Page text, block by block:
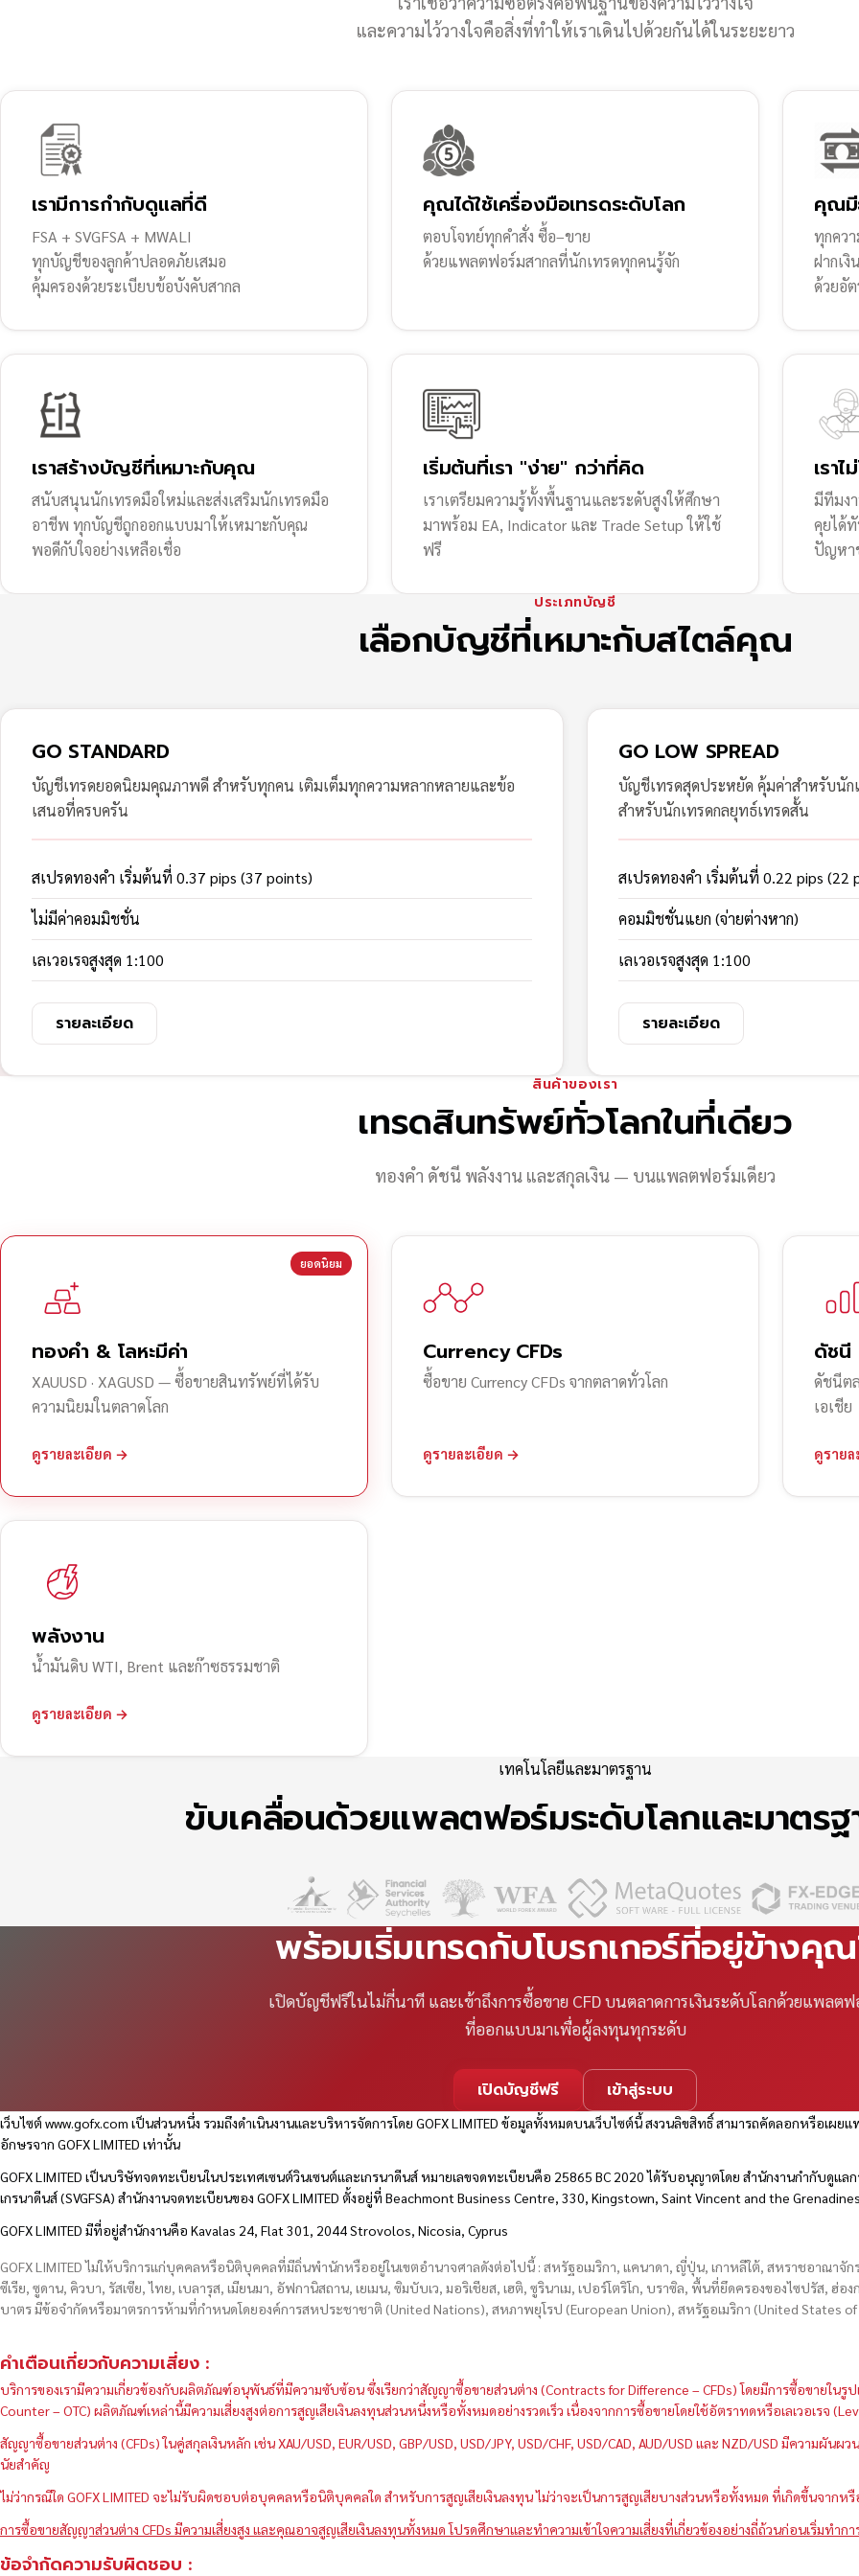
และความไว้วางใจคือสิ่งที่ทำให้เราเดินไปด้วยกันได้ในระยะยาว
เรามีการกำกับดูแลที่ดี
FSA + SVGFSA + MWALI
ทุกบัญชีของลูกค้าปลอดภัยเสมอ
คุ้มครองด้วยระเบียบข้อบังคับสากล
คุณได้ใช้เครื่องมือเทรดระดับโลก
ตอบโจทย์ทุกคำสั่ง ซื้อ–ขาย
ด้วยแพลตฟอร์มสากลที่นักเทรดทุกคนรู้จัก
คุณมี
ทุกควา
ฝากเงิ
ด้วยอั
เราสร้างบัญชีที่เหมาะกับคุณ
สนับสนุนนักเทรดมือใหม่และส่งเสริมนักเทรดมือ
อาชีพ ทุกบัญชีถูกออกแบบมาให้เหมาะกับคุณ
พอดีกับใจอย่างเหลือเชื่อ
เริ่มต้นที่เรา "ง่าย" กว่าที่คิด
เราเตรียมความรู้ทั้งพื้นฐานและระดับสูงให้ศึกษา
มาพร้อม EA, Indicator และ Trade Setup ให้ใช้
ฟรี
เรา
มีทีมง
คุยได้
ปัญหา
ประเภทบัญชี
เลือกบัญชีที่เหมาะกับสไตล์คุณ
GO STANDARD
บัญชีเทรดยอดนิยมคุณภาพดี สำหรับทุกคน เติมเต็มทุกความหลากหลายและข้อ
เสนอที่ครบครัน
สเปรดทองคำ เริ่มต้นที่ 0.37 pips (37 points)
ไม่มีค่าคอมมิชชั่น
เลเวอเรจสูงสุด 1:100
รายละเอียด
GO LOW SPREAD
บัญชีเทรดสุดประหยัด คุ้มค่าสำหรับนัก
สำหรับนักเทรดกลยุทธ์เทรดสั้น
สเปรดทองคำ เริ่มต้นที่ 0.22 pips (22
คอมมิชชั่นแยก (จ่ายต่างหาก)
เลเวอเรจสูงสุด 1:100
รายละเอียด
สินค้าของเรา
เทรดสินทรัพย์ทั่วโลกในที่เดียว
ทองคำ ดัชนี พลังงาน และสกุลเงิน — บนแพลตฟอร์มเดียว
ยอดนิยม
ทองคำ & โลหะมีค่า
XAUUSD · XAGUSD — ซื้อขายสินทรัพย์ที่ได้รับ
ความนิยมในตลาดโลก
ดูรายละเอียด →
Currency CFDs
ซื้อขาย Currency CFDs จากตลาดทั่วโลก
ดูรายละเอียด →
ดัชนี
ดัชนีต
เอเชีย
ดูราย
พลังงาน
น้ำมันดิบ WTI, Brent และก๊าซธรรมชาติ
ดูรายละเอียด →
เทคโนโลยีและมาตรฐาน
ขับเคลื่อนด้วยแพลตฟอร์มระดับโลกและมาตรฐ
พร้อมเริ่มเทรดกับโบรกเกอร์ที่อยู่ข้างคุ
เปิดบัญชีฟรีในไม่กี่นาที และเข้าถึงการซื้อขาย CFD บนตลาดการเงินระดับโลกด้วยแพลตฟ
ที่ออกแบบมาเพื่อผู้ลงทุนทุกระดับ
เปิดบัญชีฟรี เข้าสู่ระบบ
เว็บไซต์www.gofx.com เป็นส่วนหนึ่ง รวมถึงดำเนินงานและบริหารจัดการโดย GOFX LIMITED ข้อมูลทั้งหมดบนเว็บไซต์นี้ สงวนลิขสิทธิ์ สามารถคัดลอกหรือเผ
อักษรจาก GOFX LIMITED เท่านั้น
GOFX LIMITED เป็นบริษัทจดทะเบียนในประเทศเซนต์วินเซนต์และเกรนาดีนส์ หมายเลขจดทะเบียนคือ 25865 BC 2020 ได้รับอนุญาตโดย สำนักงานกำกับดูแล
เกรนาดีนส์ (SVGFSA) สำนักงานจดทะเบียนของ GOFX LIMITED ตั้งอยู่ที่ Beachmont Business Centre, 330, Kingstown, Saint Vincent and the Grenadines
GOFX LIMITED มีที่อยู่สำนักงานคือ Kavalas 24, Flat 301, 2044 Strovolos, Nicosia, Cyprus
GOFX LIMITED ไม่ให้บริการแก่บุคคลหรือนิติบุคคลที่มีถิ่นพำนักหรืออยู่ในเขตอำนาจศาลดังต่อไปนี้ : สหรัฐอเมริกา, แคนาดา, ญี่ปุ่น, เกาหลีใต้, สหราชอาณาจั
ซีเรีย, ซูดาน, คิวบา, รัสเซีย, ไทย, เบลารุส, เมียนมา, อัฟกานิสถาน, เยเมน, ซิมบับเว, มอริเชียส, เฮติ, ซูรินาเม, เปอร์โตริโก, บราซิล, พื้นที่ยึดครองของไซปรัส, ฮ่อ
บาตร มีข้อจำกัดหรือมาตรการห้ามที่กำหนดโดยองค์การสหประชาชาติ (United Nations), สหภาพยุโรป (European Union), สหรัฐอเมริกา (United States
คำเตือนเกี่ยวกับความเสี่ยง :
บริการของเรามีความเกี่ยวข้องกับผลิตภัณฑ์อนุพันธ์ที่มีความซับซ้อน ซึ่งเรียกว่าสัญญาซื้อขายส่วนต่าง (Contracts for Difference – CFDs) โดยมีการซื้อขายใ
Counter – OTC) ผลิตภัณฑ์เหล่านี้มีความเสี่ยงสูงต่อการสูญเสียเงินลงทุนส่วนหนึ่งหรือทั้งหมดอย่างรวดเร็ว เนื่องจากการซื้อขายโดยใช้อัตราทดหรือเลเวอเรจ
สัญญาซื้อขายส่วนต่าง (CFDs) ในคู่สกุลเงินหลัก เช่น XAU/USD, EUR/USD, GBP/USD, USD/JPY, USD/CHF, USD/CAD, AUD/USD และ NZD/USD มีความผัน
นัยสำคัญ
ไม่ว่ากรณีใด GOFX LIMITED จะไม่รับผิดชอบต่อบุคคลหรือนิติบุคคลใด สำหรับการสูญเสียเงินลงทุน ไม่ว่าจะเป็นการสูญเสียบางส่วนหรือทั้งหมด ที่เกิดขึ้นจากหรื
การซื้อขายสัญญาส่วนต่าง CFDs มีความเสี่ยงสูง และคุณอาจสูญเสียเงินลงทุนทั้งหมด โปรดศึกษาและทำความเข้าใจความเสี่ยงที่เกี่ยวข้องอย่างถี่ถ้วนก่อนเริ่มทำกา
ข้อจำกัดความรับผิดชอบ :